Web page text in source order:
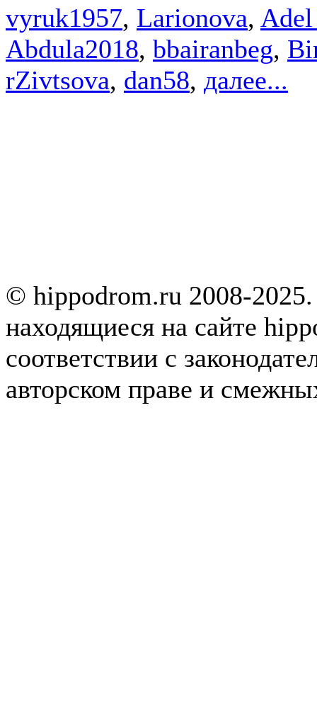
vyruk1957, Larionova,
Abdula2018, bbairanbeg,
rZivtsova, dan58, далее...
© hippodrom.ru 2008-
находящиеся на сайте
соответствии с
авторском праве и